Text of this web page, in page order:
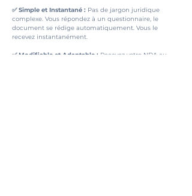
✅ Simple et Instantané : Pas de jargon juridique
complexe. Vous répondez à un questionnaire, le
document se rédige automatiquement. Vous le
recevez instantanément.
✅ Modifiable et Adaptable : Recevez votre NDA au